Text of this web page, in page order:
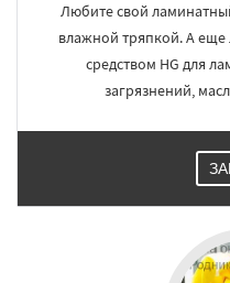
Любите свой
влажной тряпкой. А еще
средством HG для
загрязнений,